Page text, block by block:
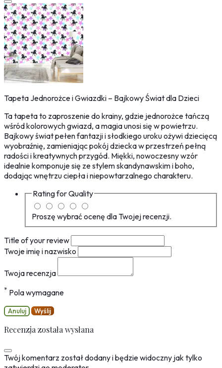
Tapeta Jednorożce i Gwiazdki – Bajkowy Świat dla Dzieci
Ta tapeta to zaproszenie do krainy, gdzie jednorożce tańczą
wśród kolorowych gwiazd, a magia unosi się w powietrzu.
Bajkowy świat pełen fantazji i słodkiego uroku ożywi dziecięcą
wyobraźnię, zamieniając pokój dziecka w przestrzeń pełną
radości i kreatywnych przygód. Miękki, nowoczesny wzór
idealnie komponuje się ze stylem skandynawskim i boho,
dodając wnętrzu ciepła i niepowtarzalnego charakteru.
Rating forQuality
Proszę wybrać ocenę dla Twojej recenzji.
Title of your review
Twoje imię i nazwisko
Twoja recenzja
* Pola wymagane
Anuluj Wyślij
Recenzja została wysłana
Twój komentarz został dodany i będzie widoczny jak tylko